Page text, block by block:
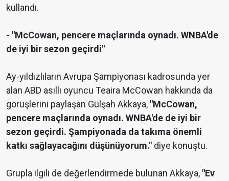
kullandı.
- "McCowan, pencere maçlarında oynadı. WNBA'de
de iyi bir sezon geçirdi"
Ay-yıldızlıların Avrupa Şampiyonası kadrosunda yer
alan ABD asıllı oyuncu Teaira McCowan hakkında da
görüşlerini paylaşan Gülşah Akkaya, "McCowan,
pencere maçlarında oynadı. WNBA'de de iyi bir
sezon geçirdi. Şampiyonada da takıma önemli
katkı sağlayacağını düşünüyorum." diye konuştu.
Grupla ilgili de değerlendirmede bulunan Akkaya, "Ev